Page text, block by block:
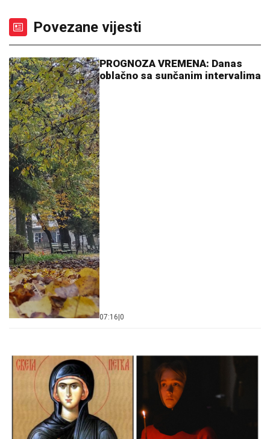
Povezane vijesti
PROGNOZA VREMENA: Danas
oblačno sa sunčanim intervalima
07:16 0